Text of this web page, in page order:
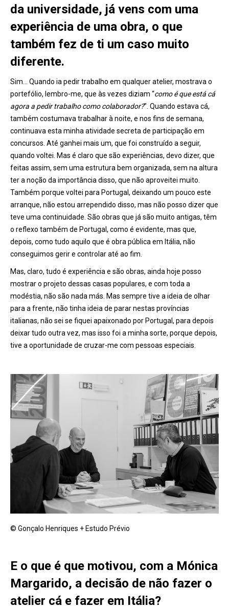
da universidade, já vens com uma
experiência de uma obra, o que
também fez de ti um caso muito
diferente.
Sim… Quando ia pedir trabalho em qualquer atelier, mostrava o
portefólio, lembro-me, que às vezes diziam “como é que está cá
agora a pedir trabalho como colaborador?”. Quando estava cá,
também costumava trabalhar à noite, e nos fins de semana,
continuava esta minha atividade secreta de participação em
concursos. Até ganhei mais um, que foi construído a seguir,
quando voltei. Mas é claro que são experiências, devo dizer, que
feitas assim, sem uma estrutura bem organizada, sem na altura
ter a noção da importância disso, que não aproveitei muito.
Também porque voltei para Portugal, deixando um pouco este
arranque, não estou arrependido disso, mas não posso dizer que
teve uma continuidade. São obras que já são muito antigas, têm
o reflexo também de Portugal, como é evidente, mas que,
depois, como tudo aquilo que é obra pública em Itália, não
conseguimos gerir e controlar até ao fim.
Mas, claro, tudo é experiência e são obras, ainda hoje posso
mostrar o projeto dessas casas populares, e com toda a
modéstia, não são nada más. Mas sempre tive a ideia de olhar
para a frente, não tinha ideia de parar nestas províncias
italianas, não sei se fiquei apaixonado por Portugal, para depois
deixar tudo outra vez, mas isso foi a minha sorte, porque depois,
tive a oportunidade de cruzar-me com pessoas especiais.
© Gonçalo Henriques + Estudo Prévio
E o que é que motivou, com a Mónica
Margarido, a decisão de não fazer o
atelier cá e fazer em Itália?